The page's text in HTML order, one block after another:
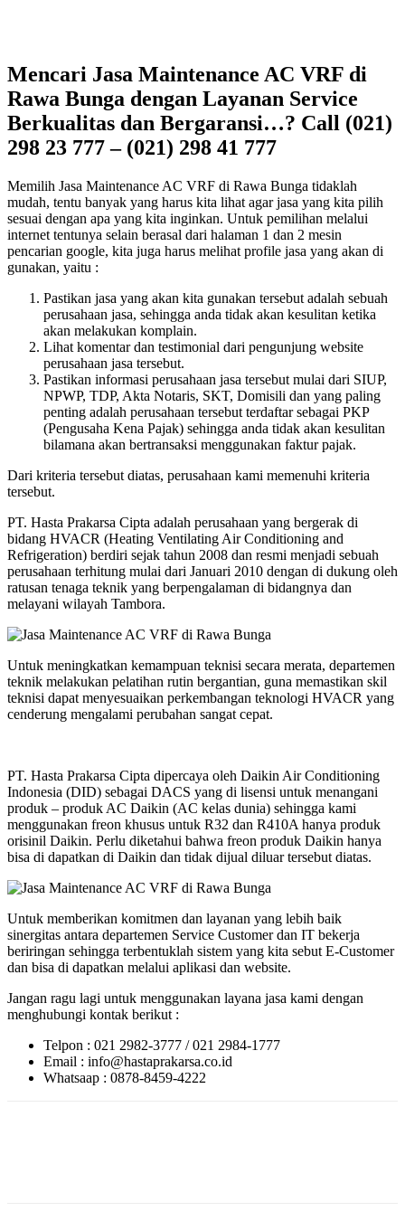
Mencari Jasa Maintenance AC VRF di
Rawa Bunga dengan Layanan Service
Berkualitas dan Bergaransi…? Call (021)
298 23 777 – (021) 298 41 777
Memilih Jasa Maintenance AC VRF di Rawa Bunga tidaklah
mudah, tentu banyak yang harus kita lihat agar jasa yang kita pilih
sesuai dengan apa yang kita inginkan. Untuk pemilihan melalui
internet tentunya selain berasal dari halaman 1 dan 2 mesin
pencarian google, kita juga harus melihat profile jasa yang akan di
gunakan, yaitu :
Pastikan jasa yang akan kita gunakan tersebut adalah sebuah
perusahaan jasa, sehingga anda tidak akan kesulitan ketika
akan melakukan komplain.
Lihat komentar dan testimonial dari pengunjung website
perusahaan jasa tersebut.
Pastikan informasi perusahaan jasa tersebut mulai dari SIUP,
NPWP, TDP, Akta Notaris, SKT, Domisili dan yang paling
penting adalah perusahaan tersebut terdaftar sebagai PKP
(Pengusaha Kena Pajak) sehingga anda tidak akan kesulitan
bilamana akan bertransaksi menggunakan faktur pajak.
Dari kriteria tersebut diatas, perusahaan kami memenuhi kriteria
tersebut.
PT. Hasta Prakarsa Cipta adalah perusahaan yang bergerak di
bidang HVACR (Heating Ventilating Air Conditioning and
Refrigeration) berdiri sejak tahun 2008 dan resmi menjadi sebuah
perusahaan terhitung mulai dari Januari 2010 dengan di dukung oleh
ratusan tenaga teknik yang berpengalaman di bidangnya dan
melayani wilayah Tambora.
Untuk meningkatkan kemampuan teknisi secara merata, departemen
teknik melakukan pelatihan rutin bergantian, guna memastikan skil
teknisi dapat menyesuaikan perkembangan teknologi HVACR yang
cenderung mengalami perubahan sangat cepat.
PT. Hasta Prakarsa Cipta dipercaya oleh Daikin Air Conditioning
Indonesia (DID) sebagai DACS yang di lisensi untuk menangani
produk – produk AC Daikin (AC kelas dunia) sehingga kami
menggunakan freon khusus untuk R32 dan R410A hanya produk
orisinil Daikin. Perlu diketahui bahwa freon produk Daikin hanya
bisa di dapatkan di Daikin dan tidak dijual diluar tersebut diatas.
Untuk memberikan komitmen dan layanan yang lebih baik
sinergitas antara departemen Service Customer dan IT bekerja
beriringan sehingga terbentuklah sistem yang kita sebut E-Customer
dan bisa di dapatkan melalui aplikasi dan website.
Jangan ragu lagi untuk menggunakan layana jasa kami dengan
menghubungi kontak berikut :
Telpon : 021 2982-3777 / 021 2984-1777
Email : info@hastaprakarsa.co.id
Whatsaap : 0878-8459-4222